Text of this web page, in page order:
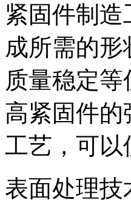
紧固件制
成所需的
质量稳定
高紧固件
工艺，可以
表面处理